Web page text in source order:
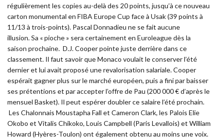
régulièrement les copies au-delà des 20 points, jusqu’à ce nouveau
carton monumental en FIBA Europe Cup face à Usak (39 points à
11/13 à trois-points). Pascal Donnadieu ne se fait aucune
illusion.Sa « pioche » sera certainement en Euroleague dès la
saison prochaine. D.J. Cooper pointe juste derrière dans ce
classement. Il faut savoir que Monaco voulait le conserver l’été
dernier et lui avait proposé une revalorisation salariale. Cooper
espérait gagner plus sur le marché européen, puis a fini par baisser
ses prétentions et par accepter l’offre de Pau (200 000 € d’après le
mensuel Basket). Il peut espérer doubler ce salaire l’été prochain.
Les Chalonnais Moustapha Fall et Cameron Clark, les Palois Elie
Okobo et Vitalis Chikoko, Louis Campbell (Paris Levallois) et William
Howard (Hyères-Toulon) ont également obtenu au moins une voix.